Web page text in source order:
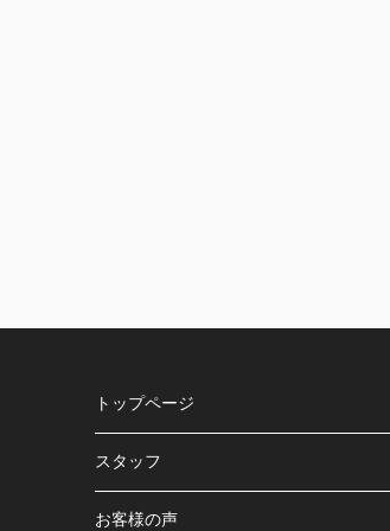
トップページ
スタッフ
お客様の声